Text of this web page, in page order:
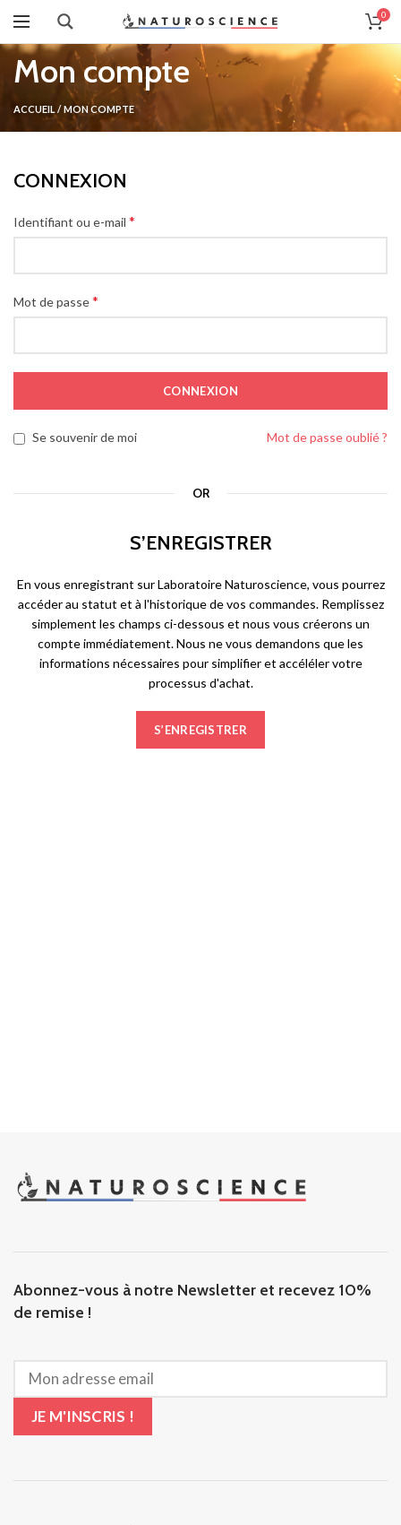
0
Mon compte
ACCUEIL/MON COMPTE
CONNEXION
Identifiant ou e-mail *
Mot de passe*
CONNEXION
Mot de passe oublié ?
Se souvenir de moi
OR
S’ENREGISTRER
En vous enregistrant sur Laboratoire Naturoscience, vous pourrez
accéder au statut et à l'historique de vos commandes. Remplissez
simplement les champs ci-dessous et nous vous créerons un
compte immédiatement. Nous ne vous demandons que les
informations nécessaires pour simplifier et accéléler votre
processus d'achat.
S’ENREGISTRER
Abonnez-vous à notre Newsletter et recevez 10%
de remise !